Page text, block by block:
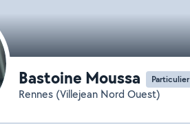
Bastoine Moussa Particulier
Rennes (Villejean Nord Ouest)